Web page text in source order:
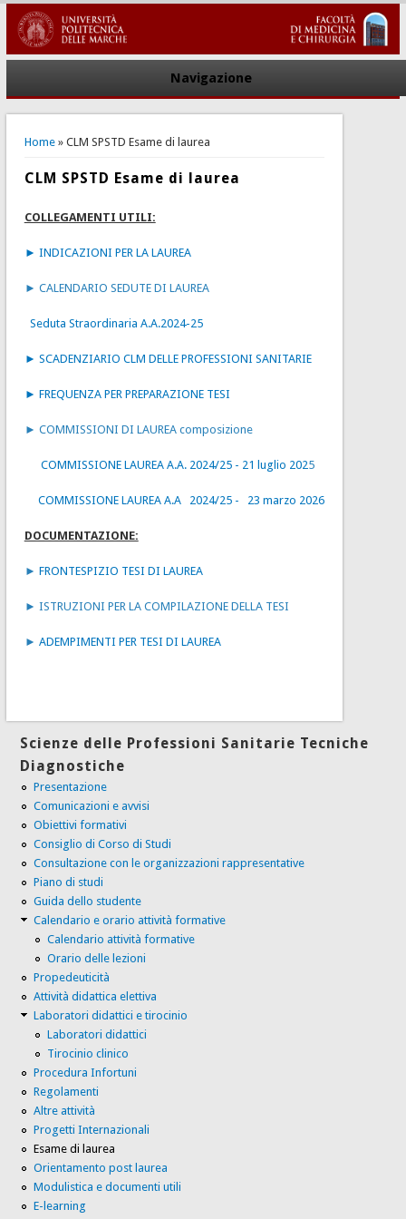
Navigazione
Home» CLM SPSTD Esame di laurea
CLM SPSTD Esame di laurea
COLLEGAMENTI UTILI:
► INDICAZIONI PER LA LAUREA
► CALENDARIO SEDUTE DI LAUREA
Seduta Straordinaria A.A.2024-25
► SCADENZIARIO CLM DELLE PROFESSIONI SANITARIE
► FREQUENZA PER PREPARAZIONE TESI
► COMMISSIONI DI LAUREA composizione
COMMISSIONE LAUREA A.A. 2024/25 - 21 luglio 2025
COMMISSIONE LAUREA A.A 2024/25 - 23 marzo 2026
DOCUMENTAZIONE:
► FRONTESPIZIO TESI DI LAUREA
► ISTRUZIONI PER LA COMPILAZIONE DELLA TESI
► ADEMPIMENTI PER TESI DI LAUREA
Scienze delle Professioni Sanitarie Tecniche
Diagnostiche
Presentazione
Comunicazioni e avvisi
Obiettivi formativi
Consiglio di Corso di Studi
Consultazione con le organizzazioni rappresentative
Piano di studi
Guida dello studente
Calendario e orario attività formative
Calendario attività formative
Orario delle lezioni
Propedeuticità
Attività didattica elettiva
Laboratori didattici e tirocinio
Laboratori didattici
Tirocinio clinico
Procedura Infortuni
Regolamenti
Altre attività
Progetti Internazionali
Esame di laurea
Orientamento post laurea
Modulistica e documenti utili
E-learning